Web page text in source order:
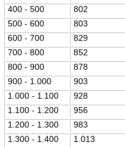
400 - 500
802
500 - 600
803
600 - 700
829
700 - 800
852
800 - 900
878
900 - 1.000
903
1.000 - 1.100
928
1.100 - 1.200
956
1.200 - 1.300
983
1.300 - 1.400
1.013